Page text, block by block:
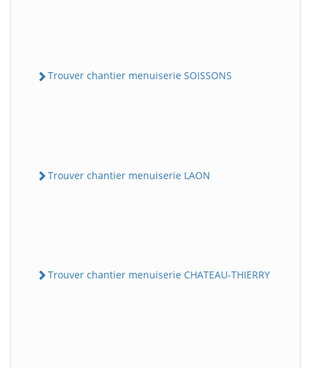
Trouver chantier menuiserie SOISSONS
Trouver chantier menuiserie LAON
Trouver chantier menuiserie CHATEAU-THIERRY